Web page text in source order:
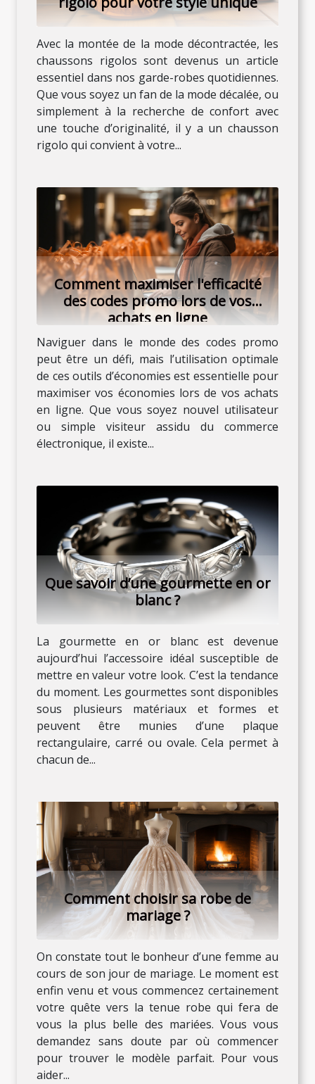
Avec la montée de la mode décontractée, les
chaussons rigolos sont devenus un article
essentiel dans nos garde-robes quotidiennes.
Que vous soyez un fan de la mode décalée, ou
simplement à la recherche de confort avec
une touche d’originalité, il y a un chausson
rigolo qui convient à votre...
Comment maximiser l'efficacité
des codes promo lors de vos
achats en ligne
Naviguer dans le monde des codes promo
peut être un défi, mais l’utilisation optimale
de ces outils d’économies est essentielle pour
maximiser vos économies lors de vos achats
en ligne. Que vous soyez nouvel utilisateur
ou simple visiteur assidu du commerce
électronique, il existe...
Que savoir d’une gourmette en or
blanc ?
La gourmette en or blanc est devenue
aujourd’hui l’accessoire idéal susceptible de
mettre en valeur votre look. C’est la tendance
du moment. Les gourmettes sont disponibles
sous plusieurs matériaux et formes et
peuvent être munies d’une plaque
rectangulaire, carré ou ovale. Cela permet à
chacun de...
Comment choisir sa robe de
mariage ?
On constate tout le bonheur d’une femme au
cours de son jour de mariage. Le moment est
enfin venu et vous commencez certainement
votre quête vers la tenue robe qui fera de
vous la plus belle des mariées. Vous vous
demandez sans doute par où commencer
pour trouver le modèle parfait. Pour vous
aider...